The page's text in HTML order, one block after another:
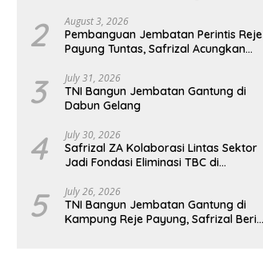
2 August 3, 2026
Pembanguan Jembatan Perintis Reje
Payung Tuntas, Safrizal Acungkan
3 July 31, 2026
TNI Bangun Jembatan Gantung di
Dabun Gelang
4 July 30, 2026
Safrizal ZA Kolaborasi Lintas Sektor
Jadi Fondasi Eliminasi TBC di
5 July 26, 2026
TNI Bangun Jembatan Gantung di
Kampung Reje Payung, Safrizal Beri